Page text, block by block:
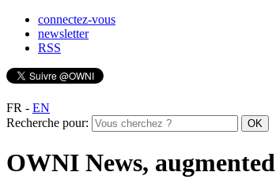
connectez-vous
newsletter
RSS
FR - EN
Recherche pour:
OWNI News, augmented